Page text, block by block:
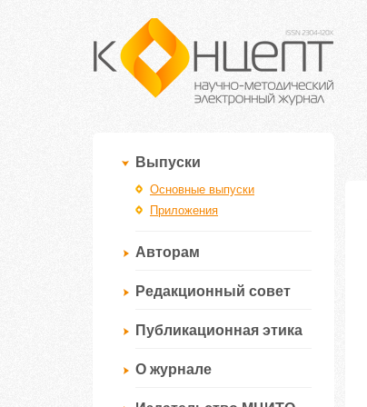
Выпуски
Основные выпуски
Приложения
Авторам
Редакционный совет
Публикационная этика
О журнале